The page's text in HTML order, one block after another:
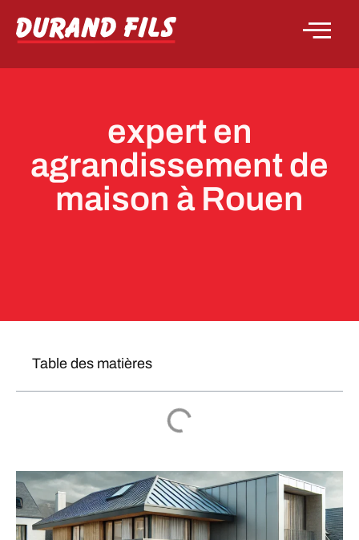
expert en
agrandissement de
maison à Rouen
Table des matières